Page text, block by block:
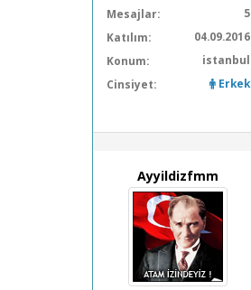
Mesajlar:
5
Katılım:
04.09.2016
Konum:
istanbul
Cinsiyet:
Erkek
Ayyildizfmm